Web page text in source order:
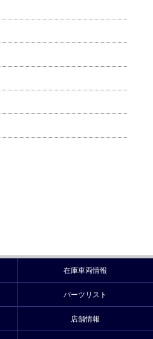
在庫車両情報
パーツリスト
店舗情報